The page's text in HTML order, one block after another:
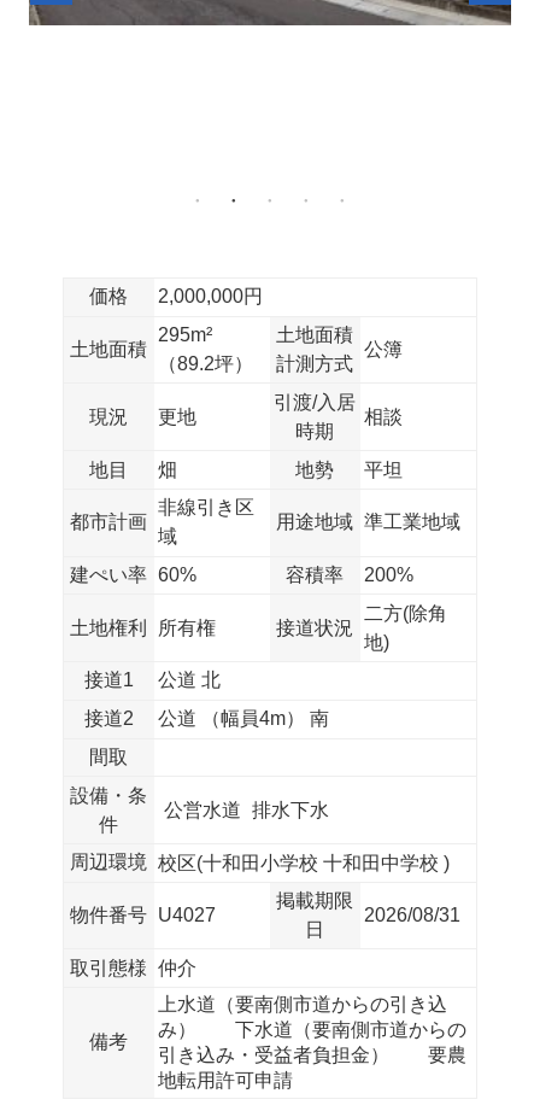
価格 2,000,000円
土地面積
295m²
（89.2坪）
土地面積
計測方式
公簿
現況 更地
引渡/入居
時期
相談
地目 畑 地勢 平坦
都市計画
非線引き区
域
用途地域 準工業地域
建ぺい率 60% 容積率 200%
土地権利 所有権 接道状況
二方(除角
地)
接道1
公道 北
接道2
公道 （幅員4m） 南
間取
設備・条
件
公営水道 排水下水
周辺環境 校区(十和田小学校 十和田中学校 )
物件番号 U4027
掲載期限
日
2026/08/31
取引態様 仲介
備考
上水道（要南側市道からの引き込
み） 下水道（要南側市道からの
引き込み・受益者負担金） 要農
地転用許可申請